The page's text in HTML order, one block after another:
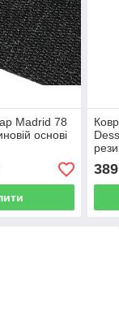
Madrid 78
основі
389